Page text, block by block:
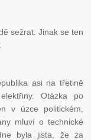
sežrat. Jinak se ten
asi na třetině
Otázka po
v úzce politickém,
mluví o technické
byla jista, že za